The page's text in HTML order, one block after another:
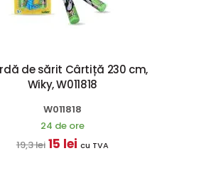
de sărit Cârtiță 230 cm,
Wiky, W011818
W011818
24 de ore
19,3 lei 15 lei cu TVA